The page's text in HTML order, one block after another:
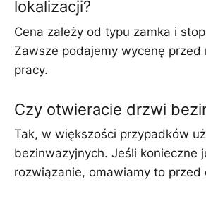
lokalizacji?
Cena zależy od typu zamka i
Zawsze podajemy wycenę przed
pracy.
Czy otwieracie drzwi
Tak, w większości przypadków
bezinwazyjnych. Jeśli konieczne
rozwiązanie, omawiamy to przed